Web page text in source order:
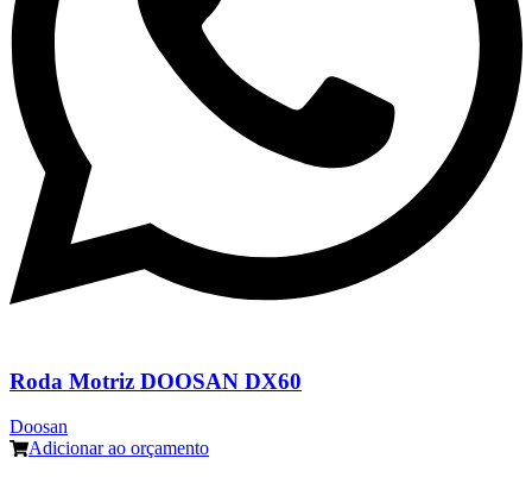
Roda Motriz DOOSAN DX60
Doosan
Adicionar ao orçamento